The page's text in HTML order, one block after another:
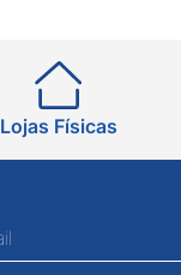
Lojas Físicas